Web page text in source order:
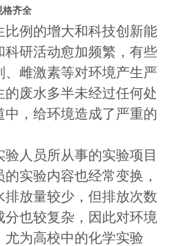
格齐全
比例的增大和科技创新能
科研活动愈加频繁，有些
、雌激素等对环境产生严
废水多半未经过任何处
，给环境造成了严重的
人员所从事的实验项目
实验内容也经常变换，
排放量较少，但排放次数
也较复杂，因此对环境
为高校中的化学实验